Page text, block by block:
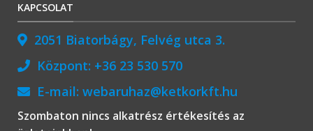
KAPCSOLAT
2051 Biatorbágy, Felvég utca 3.
Központ: +36 23 530 570
E-mail: webaruhaz@ketkorkft.hu
Szombaton nincs alkatrész értékesítés az